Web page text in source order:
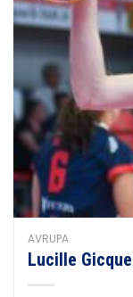
AVRUPA
Lucille